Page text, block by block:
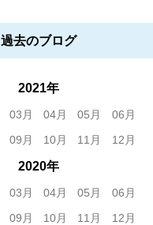
過去のブログ
2021年
03月 04月 05月
06月
09月 10月 11月 12月
2020年
03月 04月 05月
06月
09月 10月 11月 12月